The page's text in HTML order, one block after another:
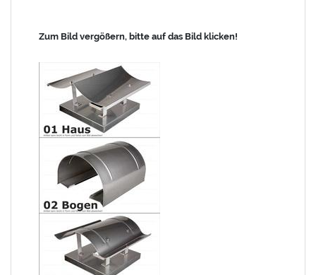
Zum Bild vergößern, bitte auf das Bild klicken!